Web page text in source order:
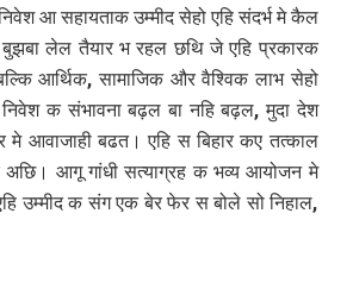
आ सहायताक उम्मीद सेहो एहि संदर्भ मे कैल
लेल तैयार भ रहल छथि जे एहि प्रकारक
आर्थिक, सामाजिक और वैश्विक लाभ सेहो
क संभावना बढ़ल बा नहि बढ़ल, मुदा देश
मे आवाजाही बढत। एहि स बिहार कए तत्काल
आगू गांधी सत्याग्रह क भव्य आयोजन मे
उम्मीद क संग एक बेर फेर स बोले सो निहाल,